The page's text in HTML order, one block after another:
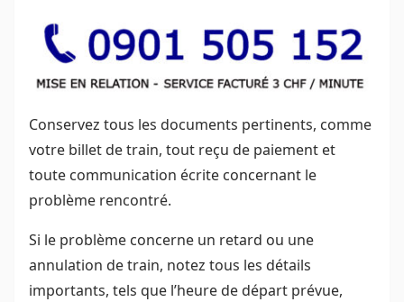
Conservez tous les documents pertinents, comme
votre billet de train, tout reçu de paiement et
toute communication écrite concernant le
problème rencontré.
Si le problème concerne un retard ou une
annulation de train, notez tous les détails
importants, tels que l’heure de départ prévue,